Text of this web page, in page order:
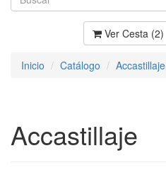
Ver Cesta (2)
Inicio Catálogo Accastillaje
Accastillaje